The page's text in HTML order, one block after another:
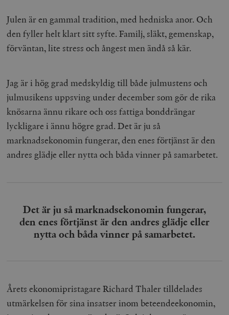
Julen är en gammal tradition, med hedniska anor. Och
den fyller helt klart sitt syfte. Familj, släkt, gemenskap,
förväntan, lite stress och ångest men ändå så kär.
Jag är i hög grad medskyldig till både julmustens och
julmusikens uppsving under december som gör de rika
knösarna ännu rikare och oss fattiga bonddrängar
lyckligare i ännu högre grad. Det är ju så
marknadsekonomin fungerar, den enes förtjänst är den
andres glädje eller nytta och båda vinner på samarbetet.
Det är ju så marknadsekonomin fungerar,
den enes förtjänst är den andres glädje eller
nytta och båda vinner på samarbetet.
Årets ekonomipristagare Richard Thaler tilldelades
utmärkelsen för sina insatser inom beteendeekonomin,